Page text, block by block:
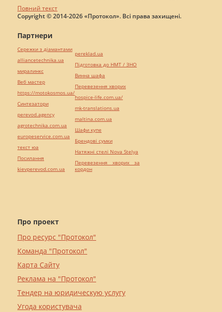
Повний текст
Copyright © 2014-2026 «Протокол». Всі права захищені.
Про проект
Про ресурс "Протокол"
Команда "Протокол"
Карта Сайту
Реклама на "Протокол"
Тендер на юридическую услугу
Угода користувача
Партнери
Сережки з діамантами
alliancetechnika.ua
миралинкс
Веб мастер
https://motokosmos.ua/
Синтезатори
perevod.agency
agrotechnika.com.ua
europeservice.com.ua
текст юа
Посилання
kievperevod.com.ua
pereklad.ua
Підготовка до НМТ / ЗНО
Винна шафа
Перевезення хворих
hospice-life.com.ua/
mk-translations.ua
maltina.com.ua
Шафи купе
Брендові сумки
Натяжні стелі Nova Stelya
Перевезення хворих за
кордон